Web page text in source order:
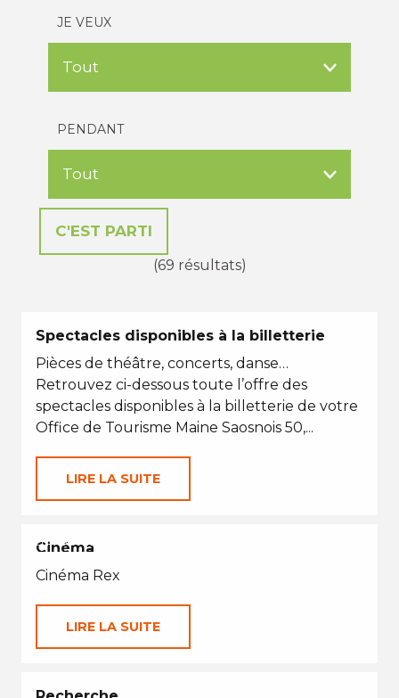
JE VEUX
PENDANT
(69 résultats)
Spectacles disponibles à la billetterie
Pièces de théâtre, concerts, danse…
Retrouvez ci-dessous toute l’offre des
spectacles disponibles à la billetterie de votre
Office de Tourisme Maine Saosnois 50,...
LIRE LA SUITE
EN TOUTES SAISONS
Cinéma
Cinéma Rex
LIRE LA SUITE